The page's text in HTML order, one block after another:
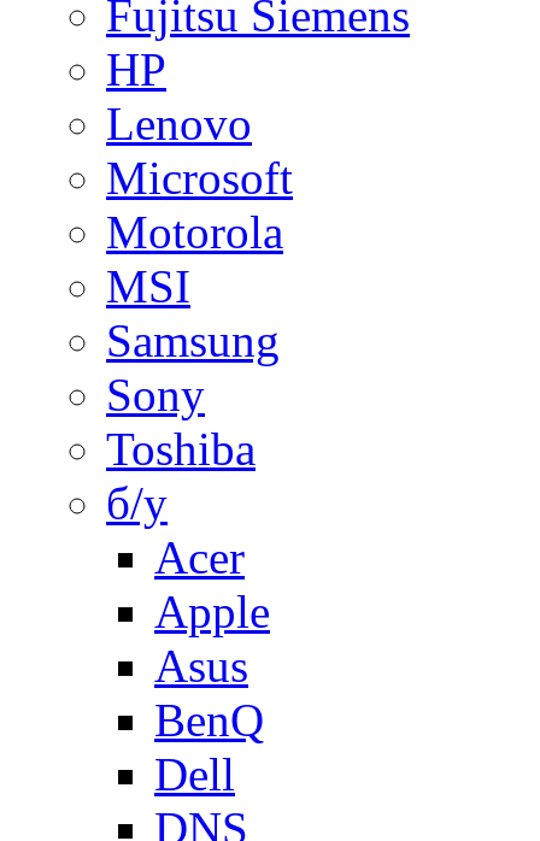
Fujitsu Siemens
HP
Lenovo
Microsoft
Motorola
MSI
Samsung
Sony
Toshiba
б/у
Acer
Apple
Asus
BenQ
Dell
DNS